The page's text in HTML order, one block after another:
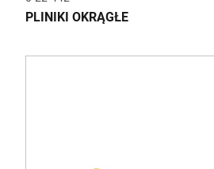
PLINIKI OKRĄGŁE